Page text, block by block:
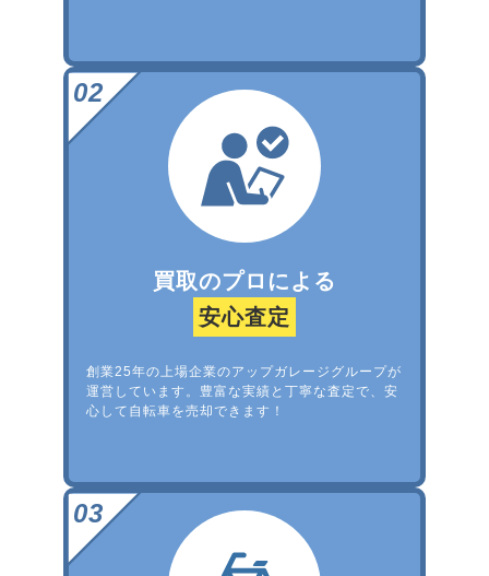
買取のプロによる
安心査定
創業25年の上場企業のアップガレージグループが
運営しています。豊富な実績と丁寧な査定で、安
心して自転車を売却できます！